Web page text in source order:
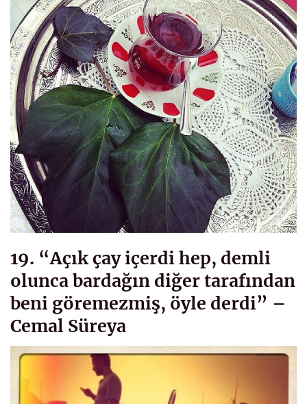
19. “Açık çay içerdi hep, demli
olunca bardağın diğer tarafından
beni göremezmiş, öyle derdi” –
Cemal Süreya